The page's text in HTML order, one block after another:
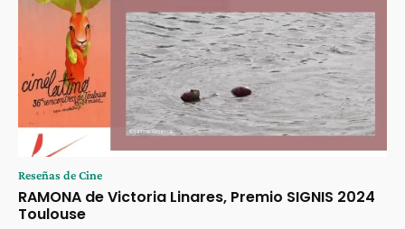
Reseñas de Cine
RAMONA de Victoria Linares, Premio SIGNIS 2024
Toulouse